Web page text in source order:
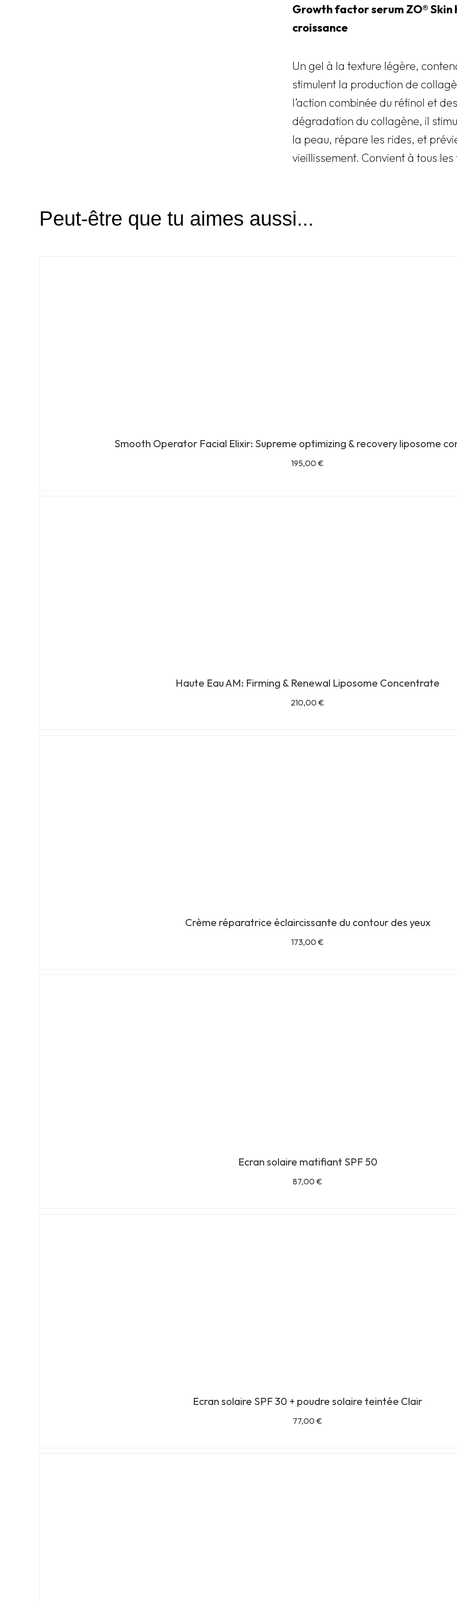
Growth factor serum ZO®
croissance
Un gel à la texture légère,
stimulent la production de
l’action combinée du rétinol et
dégradation du collagène, il
la peau, répare les rides, et
vieillissement. Convient à tous
Peut-être que tu aimes aussi...
Smooth Operator Facial Elixir: Supreme optimizing & recovery liposome
195,00€
Haute Eau AM: Firming & Renewal Liposome Concentrate
210,00€
Crème réparatrice éclaircissante du contour des yeux
173,00€
Ecran solaire matifiant SPF 50
87,00€
Ecran solaire SPF 30 + poudre solaire teintée Clair
77,00€